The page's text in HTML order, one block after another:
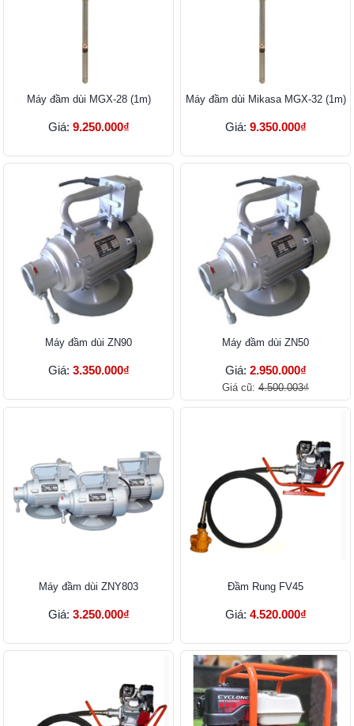
Máy đầm dùi MGX-28 (1m)
Giá: 9.250.000₫
Máy đầm dùi Mikasa MGX-32 (1m)
Giá: 9.350.000₫
Máy đầm dùi ZN90
Giá: 3.350.000₫
Máy đầm dùi ZN50
Giá: 2.950.000₫
Giá cũ: 4.500.003₫
Máy đầm dùi ZNY803
Giá: 3.250.000₫
Đầm Rung FV45
Giá: 4.520.000₫